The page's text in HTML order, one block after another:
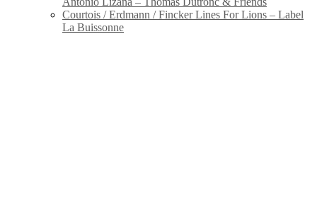
Courtois / Erdmann / Fincker Lines For Lions – Label
La Buissonne